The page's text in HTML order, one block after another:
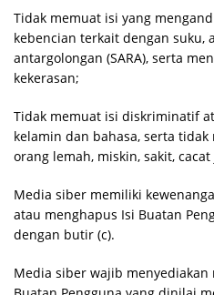
Tidak memuat isi yang
kebencian terkait dengan suku,
antargolongan (SARA), serta
kekerasan;
Tidak memuat isi diskriminatif
kelamin dan bahasa, serta
orang lemah, miskin, sakit,
Media siber memiliki
atau menghapus Isi Buatan
dengan butir (c).
Media siber wajib